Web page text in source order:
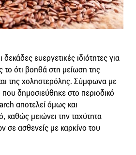
ευεργετικές ιδιότητες για
ότι βοηθά στη μείωση της
της χοληστερόλης. Σύμφωνα με
δημοσιεύθηκε στο περιοδικό
αποτελεί όμως και
καθώς μειώνει την ταχύτητα
σε ασθενείς με καρκίνο του